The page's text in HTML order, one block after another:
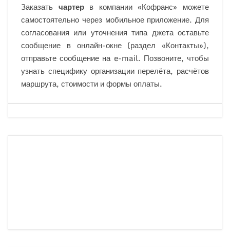
Заказать чартерв компании «Кофранс» можете
самостоятельно через мобильное приложение. Для
согласования или уточнения типа джета оставьте
сообщение в онлайн-окне (раздел «Контакты»),
отправьте сообщение на e-mail. Позвоните, чтобы
узнать специфику организации перелёта, расчётов
маршрута, стоимости и формы оплаты.